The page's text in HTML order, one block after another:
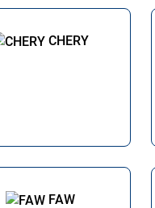
CHERY
FAW